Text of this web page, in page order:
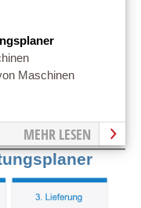
Maschinen
MEHR LESEN